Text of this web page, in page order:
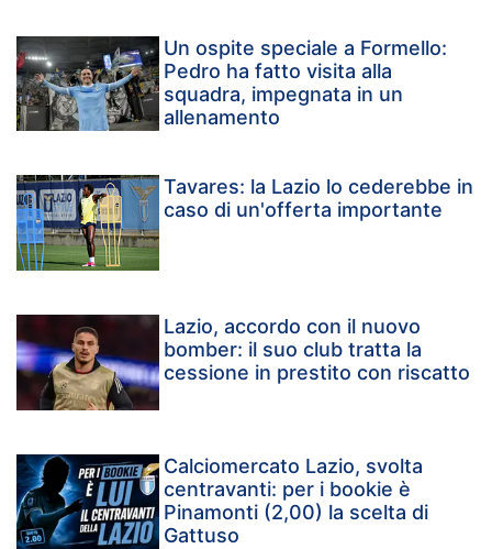
Un ospite speciale a Formello:
Pedro ha fatto visita alla
squadra, impegnata in un
allenamento
Tavares: la Lazio lo cederebbe in
caso di un'offerta importante
Lazio, accordo con il nuovo
bomber: il suo club tratta la
cessione in prestito con riscatto
Calciomercato Lazio, svolta
centravanti: per i bookie è
Pinamonti (2,00) la scelta di
Gattuso